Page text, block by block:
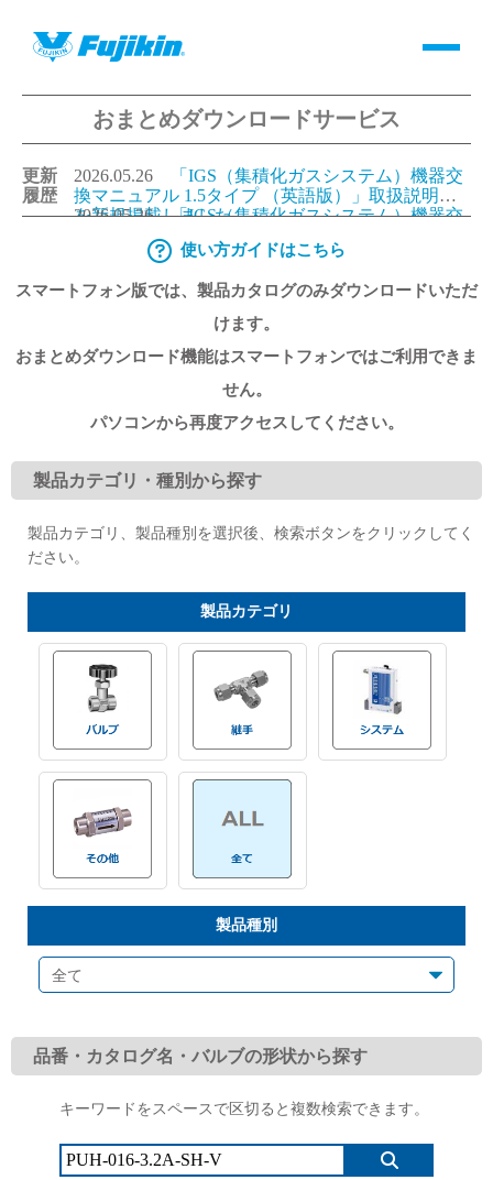
製品情報
バルブ・継手・システムを探す
製品カタログダウンロード
バルブと継手のきほん
説明会・講習会
ログイン
会社情報
Corporate Blog
採用情報
お問い合わせ
おまとめダウンロードサービス
更新
履歴
2026.05.26
「IGS（集積化ガスシステム）機器交
換マニュアル 1.5タイプ （英語版）」取扱説明書
を新規掲載しました。
2026.05.26「IGS（集積化ガスシステム）機器交
換マニュアル 1.125タイプ（英語版）」取扱説明書
を新規掲載しました。
2026.05.26「IGS（集積化ガスシステム）機器交
書を更新しました。
2026.05.26「IGS（集積化ガスシステム）機器交
換マニュアル 1.125タイプ（日本語版）」取扱説明
書を更新しました。
使い方ガイドはこちら
スマートフォン版では、製品カタログのみダウンロードいただ
けます。
おまとめダウンロード機能はスマートフォンではご利用できま
せん。
パソコンから再度アクセスしてください。
製品カテゴリ・種別から探す
製品カテゴリ、製品種別を選択後、検索ボタンをクリックしてく
ださい。
製品カテゴリ
製品種別
品番・カタログ名・バルブの形状から探す
キーワードをスペースで区切ると複数検索できます。